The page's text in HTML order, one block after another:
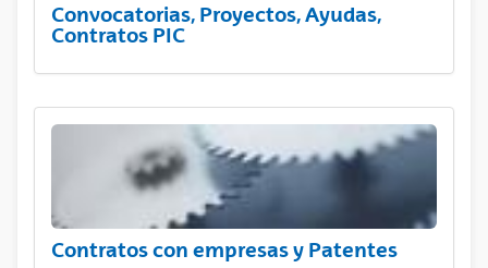
Convocatorias, Proyectos, Ayudas,
Contratos PIC
Contratos con empresas y Patentes